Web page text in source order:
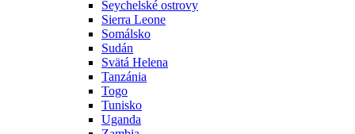
Seychelské ostrovy
Sierra Leone
Somálsko
Sudán
Svätá Helena
Tanzánia
Togo
Tunisko
Uganda